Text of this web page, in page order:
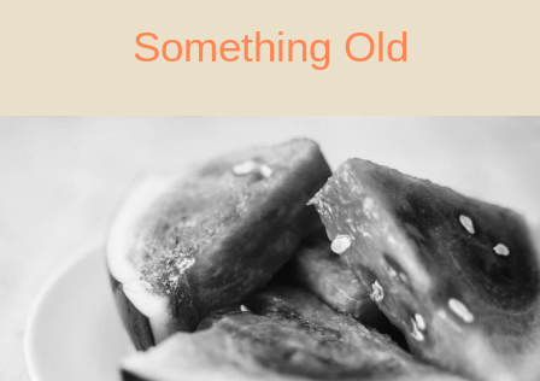
Something Old